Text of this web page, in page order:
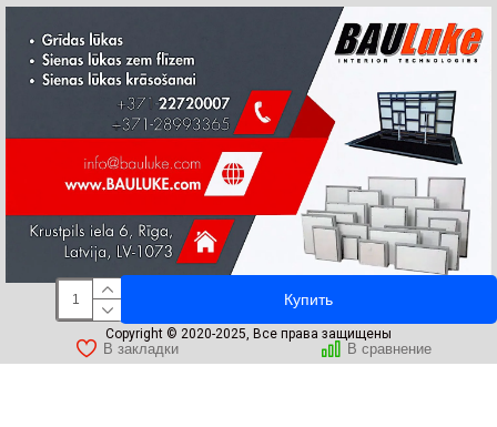
Купить
В закладки В сравнение
Copyright © 2020-2025, Все права защищены